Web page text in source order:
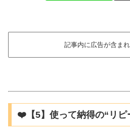
記事内に広告が含まれ
❤️【5】使って納得の“リピ